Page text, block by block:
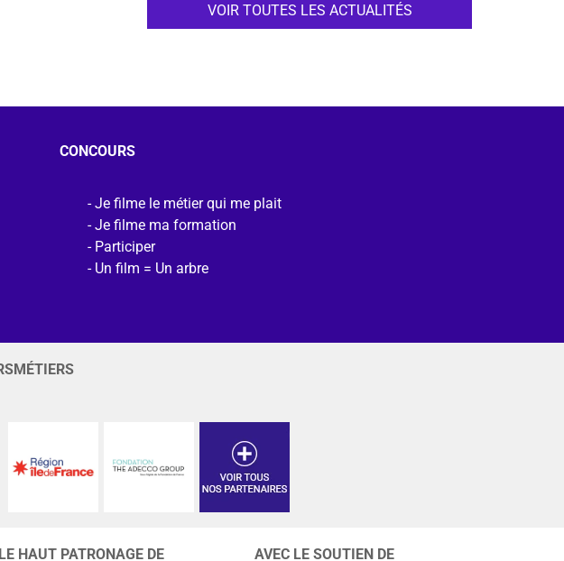
VOIR TOUTES LES ACTUALITÉS
CONCOURS
Je filme le métier qui me plait
Je filme ma formation
Participer
Un film = Un arbre
HAUT PATRONAGE DE AVEC LE SOUTIEN DE